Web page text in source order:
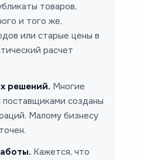
товаров,
и того же,
или старые цены в
расчет
решений. Многие
поставщиками созданы
Малому бизнесу
Кажется, что